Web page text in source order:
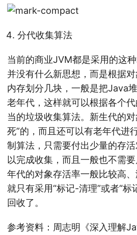
分代收集算法
当前的商业JVM都是采用的这
并没有什么新思想，而是根据
内存划分几块，一般是把Java
老年代，这样就可以根据各个
当的垃圾收集算法。新生代的
死”的，而且还可以有老年代进
制算法，只需要付出少量的存
以完成收集，而且一般也不需
年代的对象存活率一般比较高、
就只有采用“标记-清理”或者“标
回收了。
参考资料：周志明《深入理解